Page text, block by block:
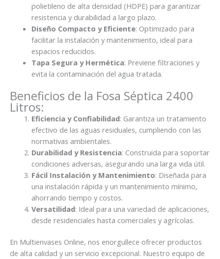
polietileno de alta densidad (HDPE) para garantizar
resistencia y durabilidad a largo plazo.
Diseño Compacto y Eficiente: Optimizado para
facilitar la instalación y mantenimiento, ideal para
espacios reducidos.
Tapa Segura y Hermética: Previene filtraciones y
evita la contaminación del agua tratada.
Beneficios de la Fosa Séptica 2400
Litros:
Eficiencia y Confiabilidad: Garantiza un tratamiento
efectivo de las aguas residuales, cumpliendo con las
normativas ambientales.
Durabilidad y Resistencia: Construida para soportar
condiciones adversas, asegurando una larga vida útil.
Fácil Instalación y Mantenimiento: Diseñada para
una instalación rápida y un mantenimiento mínimo,
ahorrando tiempo y costos.
Versatilidad: Ideal para una variedad de aplicaciones,
desde residenciales hasta comerciales y agrícolas.
En Multienvases Online, nos enorgullece ofrecer productos
de alta calidad y un servicio excepcional. Nuestro equipo de